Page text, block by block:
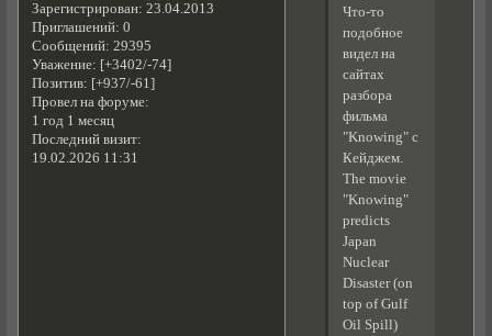
Зарегистрирован: 23.04.2013
Приглашений: 0
Сообщений: 29395
Уважение: [+3402/-74]
Позитив: [+937/-61]
Провел на форуме:
1 год 1 месяц
Последний визит:
19.02.2026 11:31
Что-то
подобное
видел на
сайтах
разбора
фильма
"Knowing" с
Кейджем.
The movie
"Knowing"
predicts
Japan
Nuclear
Disaster (on
top of Gulf
Oil Spill)